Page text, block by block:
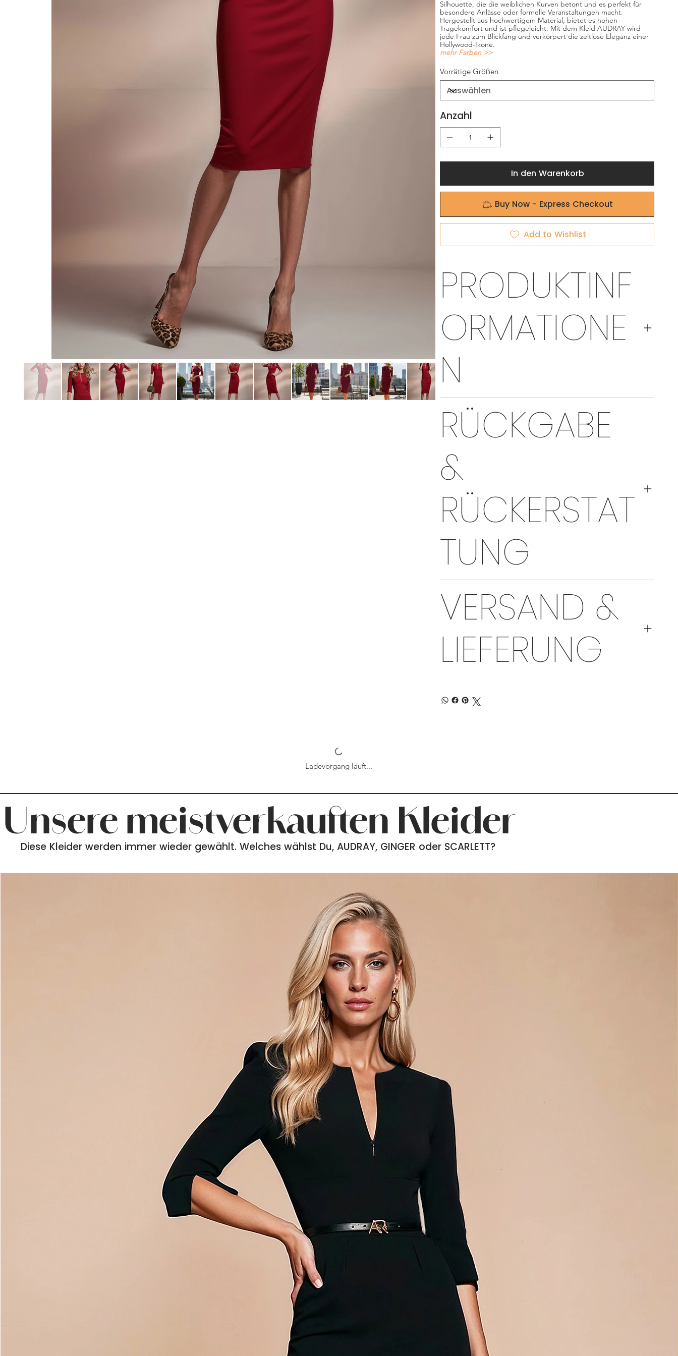
Silhouette, die die weiblichen Kurven betont und es perfekt für
besondere Anlässe oder formelle Veranstaltungen macht.
Hergestellt aus hochwertigem Material, bietet es hohen
Tragekomfort und ist pflegeleicht. Mit dem Kleid AUDRAY wird
jede Frau zum Blickfang und verkörpert die zeitlose Eleganz einer
Hollywood-Ikone.
mehr Farben >>
Vorrätige Größen
Anzahl
In den Warenkorb
Buy Now - Express Checkout
Add to Wishlist
PRODUKTINF
ORMATIONE
N
RÜCKGABE
&
RÜCKERSTAT
TUNG
VERSAND &
LIEFERUNG
Ladevorgang läuft...
Unsere meistverkauften Kleider
Diese Kleider werden immer wieder gewählt. Welches wählst Du, AUDRAY, GINGER oder SCARLETT?